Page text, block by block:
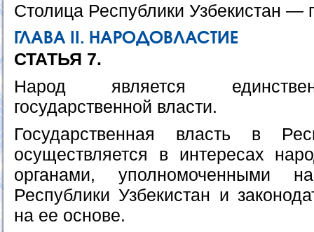
Столица Республики Узбекистан —
ГЛАВА II. НАРОДОВЛАСТИЕ
СТАТЬЯ 7.
Народ является
государственной власти.
Государственная власть в
осуществляется в интересах
органами, уполномоченными
Республики Узбекистан и
на ее основе.